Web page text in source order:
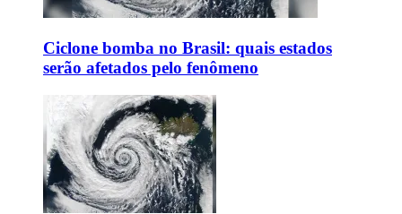
Ciclone bomba no Brasil: quais estados
serão afetados pelo fenômeno